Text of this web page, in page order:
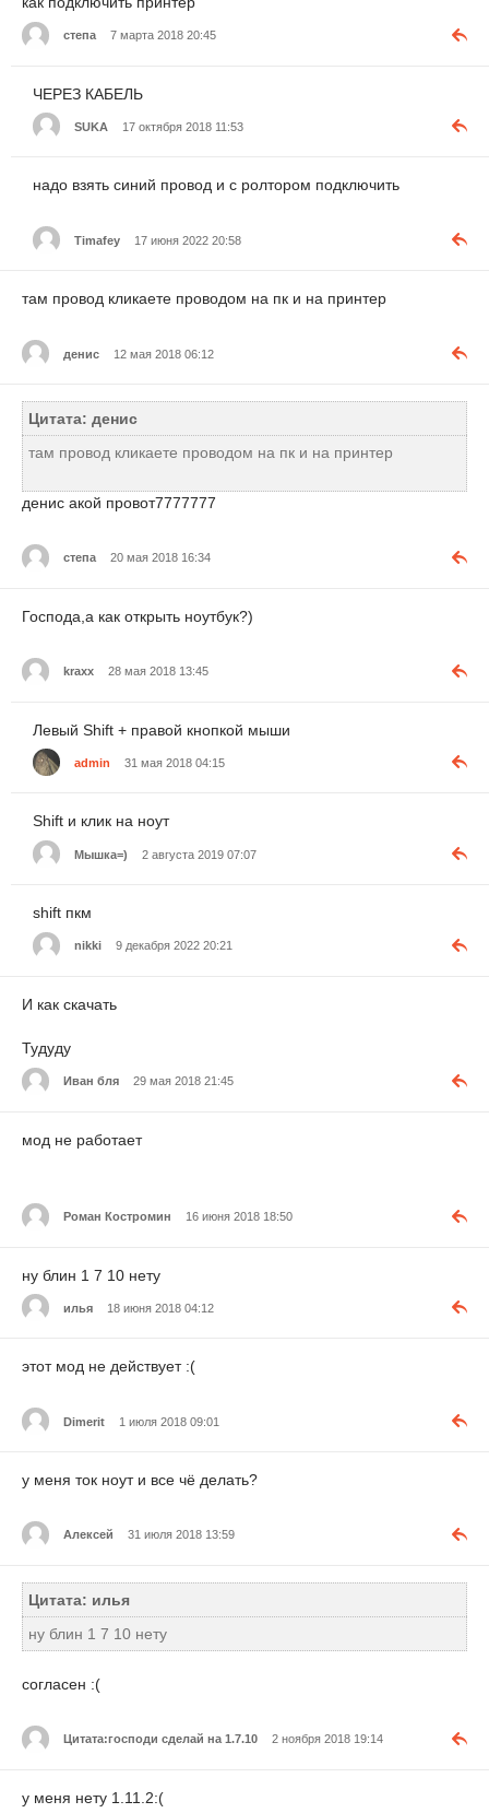
степа 7 марта 2018 20:45
ЧЕРЕЗ КАБЕЛЬ
SUKA 17 октября 2018 11:53
надо взять синий провод и с ролтором подключить
Timafey 17 июня 2022 20:58
там провод кликаете проводом на пк и на принтер
денис 12 мая 2018 06:12
Цитата: денис
там провод кликаете проводом на пк и на принтер
денис акой провот7777777
степа 20 мая 2018 16:34
Господа,а как открыть ноутбук?)
kraxx 28 мая 2018 13:45
Левый Shift + правой кнопкой мыши
admin 31 мая 2018 04:15
Shift и клик на ноут
Мышка=) 2 августа 2019 07:07
shift пкм
nikki 9 декабря 2022 20:21
И как скачать
Тудуду
Иван бля 29 мая 2018 21:45
мод не работает
Роман Костромин 16 июня 2018 18:50
ну блин 1 7 10 нету
илья 18 июня 2018 04:12
этот мод не действует :(
Dimerit 1 июля 2018 09:01
у меня ток ноут и все чё делать?
Алексей 31 июля 2018 13:59
Цитата: илья
ну блин 1 7 10 нету
согласен :(
Цитата:господи сделай на 1.7.10 2 ноября 2018 19:14
у меня нету 1.11.2:(